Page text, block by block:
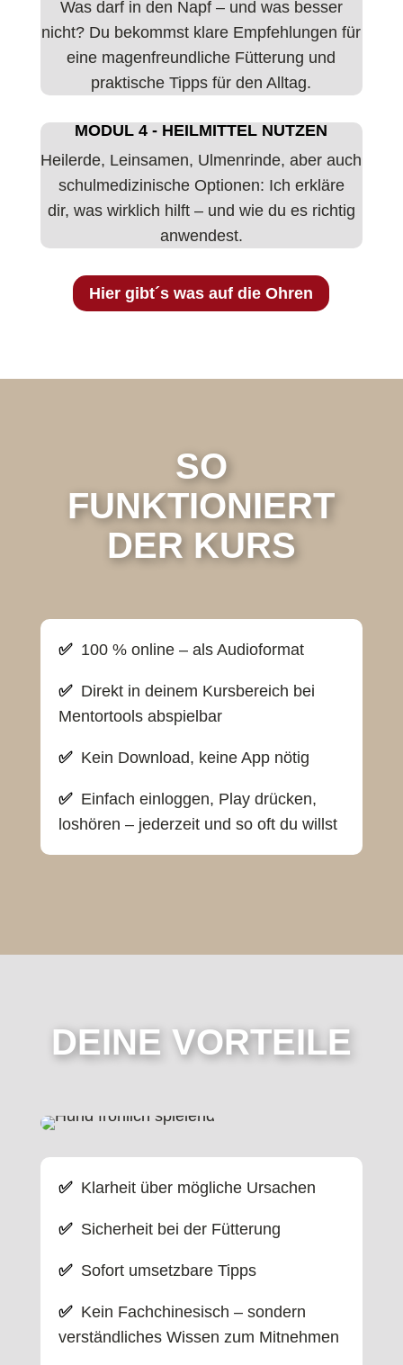
Was darf in den Napf – und was besser
nicht? Du bekommst klare Empfehlungen für
eine magenfreundliche Fütterung und
praktische Tipps für den Alltag.
MODUL 4 - HEILMITTEL NUTZEN
Heilerde, Leinsamen, Ulmenrinde, aber auch
schulmedizinische Optionen: Ich erkläre
dir, was wirklich hilft – und wie du es richtig
anwendest.
Hier gibt´s was auf die Ohren
SO
FUNKTIONIERT
DER KURS
✅ 100 % online – als Audioformat
✅ Direkt in deinem Kursbereich bei
Mentortools abspielbar
✅ Kein Download, keine App nötig
✅ Einfach einloggen, Play drücken,
loshören – jederzeit und so oft du willst
DEINE VORTEILE
✅ Klarheit über mögliche Ursachen
✅ Sicherheit bei der Fütterung
✅ Sofort umsetzbare Tipps
✅ Kein Fachchinesisch – sondern
verständliches Wissen zum Mitnehmen